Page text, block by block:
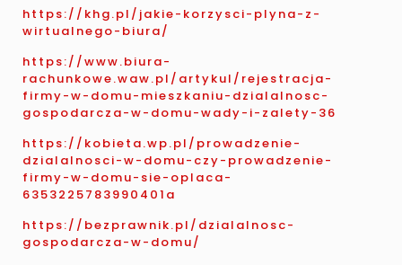
https://khg.pl/jakie-korzysci-plyna-z-
wirtualnego-biura/
https://www.biura-
rachunkowe.waw.pl/artykul/rejestracja-
firmy-w-domu-mieszkaniu-dzialalnosc-
gospodarcza-w-domu-wady-i-zalety-36
https://kobieta.wp.pl/prowadzenie-
dzialalnosci-w-domu-czy-prowadzenie-
firmy-w-domu-sie-oplaca-
6353225783990401a
https://bezprawnik.pl/dzialalnosc-
gospodarcza-w-domu/